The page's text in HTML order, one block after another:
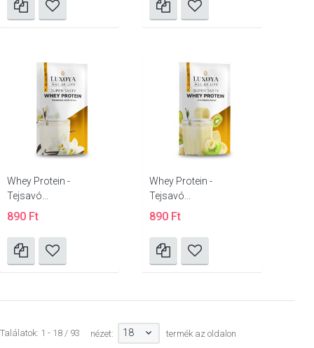
Whey Protein -
Tejsavó...
890 Ft
Whey Protein -
Tejsavó...
890 Ft
Találatok: 1 - 18 / 93 nézet: 18 termék az oldalon